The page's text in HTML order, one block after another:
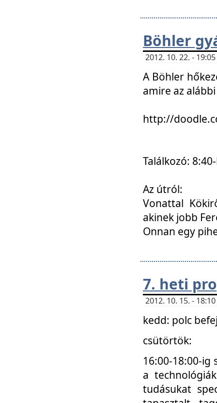
Böhler
2012. 10. 22. -
A Böhler
amire az
http://
Találkozó:
Az útról:
Vonattal
akinek jobb
Onnan egy
7. heti
2012. 10. 15. -
kedd: polc
csütörtök:
16:00-18:00-
a
tudásukat